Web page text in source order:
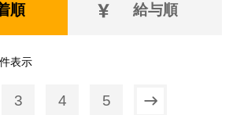
順 給与順
表示
3 4 5 